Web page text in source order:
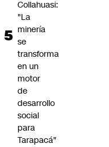
Collahuasi:
"La
minería
se
transforma
en un
motor
de
desarrollo
social
para
Tarapacá"